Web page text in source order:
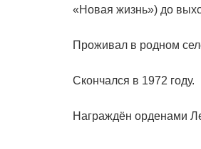
«Новая жизнь») до
Проживал в родном
Скончался в 1972 году.
Награждён орденами